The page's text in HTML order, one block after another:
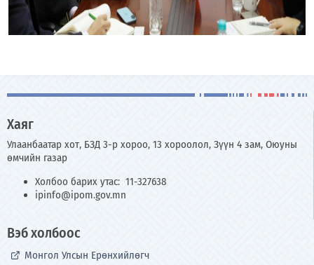
Хаяг
Улаанбаатар хот, БЗД 3-р хороо, 13 хороолол, Зүүн 4 зам, Оюуны
өмчийн газар
Холбоо барих утас: 11-327638
ipinfo@ipom.gov.mn
Вэб холбоос
Монгол Улсын Ерөнхийлөгч